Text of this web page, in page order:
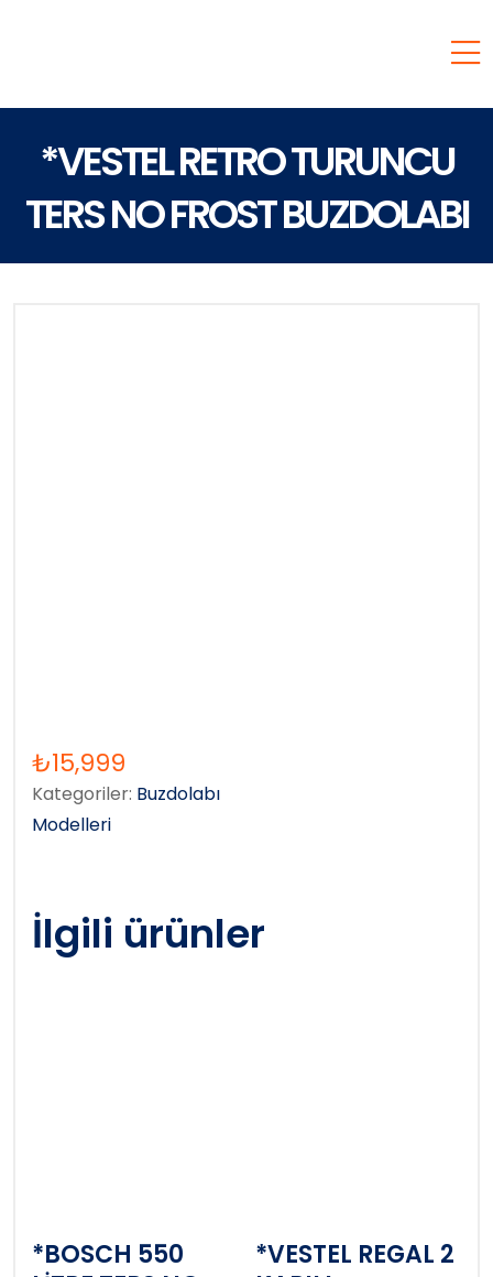
*VESTEL RETRO TURUNCU
TERS NO FROST BUZDOLABI
₺15,999
Kategoriler: Buzdolabı
Modelleri
İlgili ürünler
*BOSCH 550
*VESTEL REGAL 2